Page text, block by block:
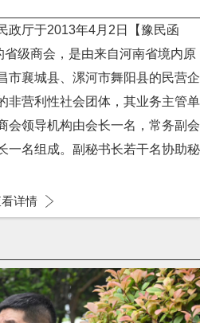
政厅于2013年4月2日【豫民函
级商会，是由来自河南省境内原
市襄城县、漯河市舞阳县的民营企
非营利性社会团体，其业务主管单
会领导机构由会长一名，常务副会
一名组成。副秘书长若干名协助秘
详情